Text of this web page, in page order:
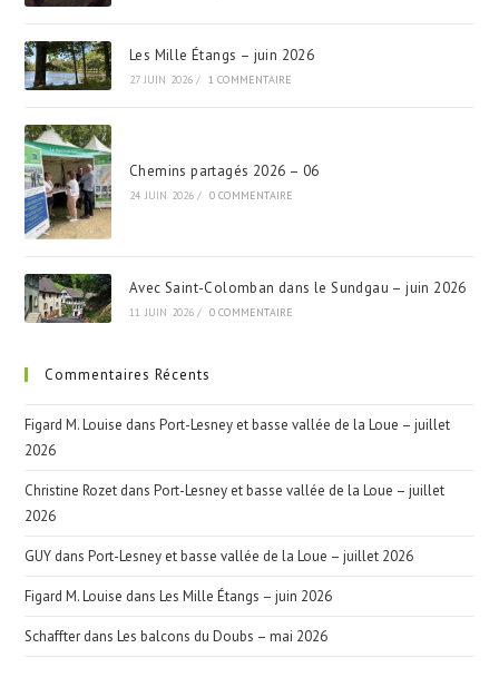
Les Mille Étangs – juin 2026
27 JUIN 2026 / 1 COMMENTAIRE
Chemins partagés 2026 – 06
24 JUIN 2026 / 0 COMMENTAIRE
Avec Saint-Colomban dans le Sundgau – juin 2026
11 JUIN 2026 / 0 COMMENTAIRE
Commentaires Récents
Figard M. Louise dansPort-Lesney et basse vallée de la Loue – juillet
2026
Christine Rozet dansPort-Lesney et basse vallée de la Loue – juillet
2026
GUY dansPort-Lesney et basse vallée de la Loue – juillet 2026
Figard M. Louise dansLes Mille Étangs – juin 2026
Schaffter dansLes balcons du Doubs – mai 2026